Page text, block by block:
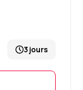
3 jours